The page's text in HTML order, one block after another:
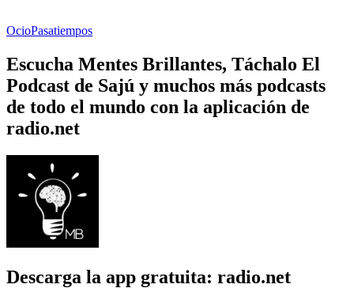
OcioPasatiempos
Escucha Mentes Brillantes, Táchalo El
Podcast de Sajú y muchos más podcasts
de todo el mundo con la aplicación de
radio.net
Descarga la app gratuita: radio.net